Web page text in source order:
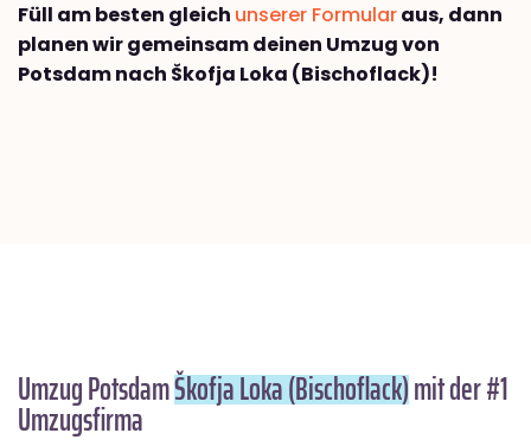
Füll am besten gleich unserer Formularaus, dann
planen wir gemeinsam deinen Umzug von
Potsdam nach Škofja Loka (Bischoflack)!
Umzug PotsdamŠkofja Loka (Bischoflack)mit der #1
Umzugsfirma